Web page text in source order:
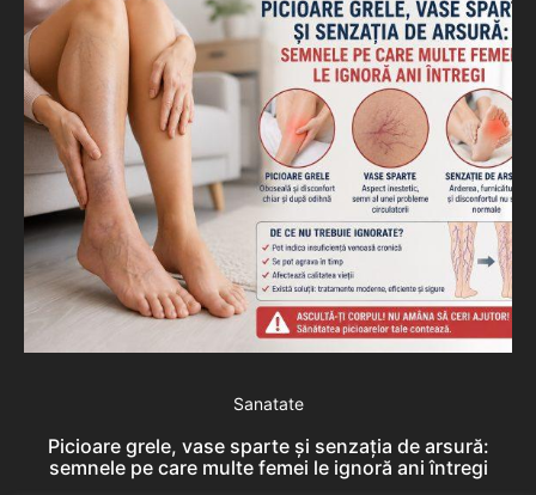
Sanatate
Picioare grele, vase sparte și senzația de arsură:
semnele pe care multe femei le ignoră ani întregi